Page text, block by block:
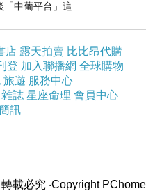
：站在陽
，緋裳妍還
，還是那
還是那雙
色眼睛，
順著她的身
「中葡平台」這
店 露天拍賣 比比昂代購
登 加入聯播網 全球購物
旅遊 服務中心
雜誌 星座命理 會員中心
訊
載必究 ‧Copyright PChome